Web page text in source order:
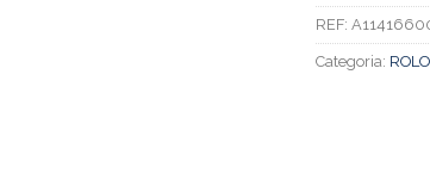
REF:
Categoria: